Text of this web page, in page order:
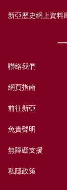
新亞歷史網上資料
聯絡我們
網頁指南
前往新亞
免責聲明
無障礙支援
私隱政策